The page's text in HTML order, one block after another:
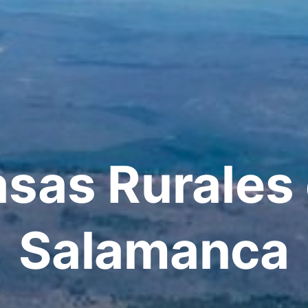
Rurales
Salamanca